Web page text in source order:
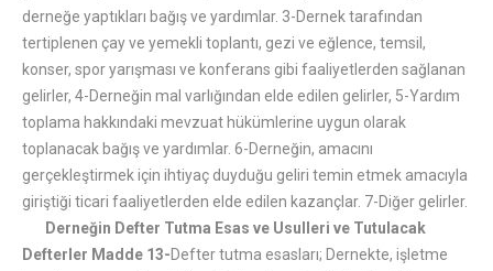
derneğe yaptıkları bağış ve yardımlar. 3-Dernek tarafından
tertiplenen çay ve yemekli toplantı, gezi ve eğlence, temsil,
konser, spor yarışması ve konferans gibi faaliyetlerden sağlanan
gelirler, 4-Derneğin mal varlığından elde edilen gelirler, 5-Yardım
toplama hakkındaki mevzuat hükümlerine uygun olarak
toplanacak bağış ve yardımlar. 6-Derneğin, amacını
gerçekleştirmek için ihtiyaç duyduğu geliri temin etmek amacıyla
giriştiği ticari faaliyetlerden elde edilen kazançlar. 7-Diğer gelirler.
Derneğin Defter Tutma Esas ve Usulleri ve Tutulacak
Defterler Madde 13-Defter tutma esasları; Dernekte, işletme